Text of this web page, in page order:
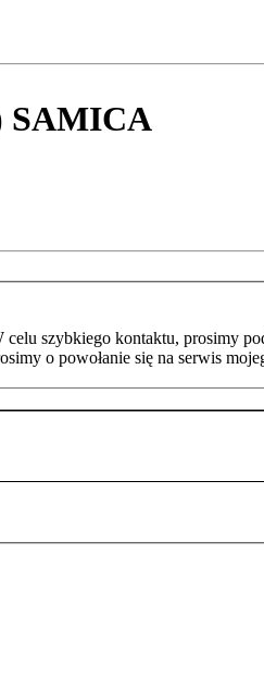
SAMICA
szybkiego kontaktu, prosimy
o powołanie się na serwis